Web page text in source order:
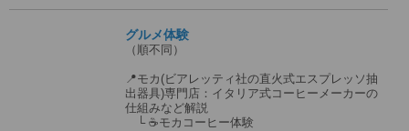
グルメ体験
（順不同）
📍モカ(ビアレッティ社の直火式エスプレッソ抽
出器具)専門店：イタリア式コーヒーメーカーの
仕組みなど解説
└ ☕モカコーヒー体験